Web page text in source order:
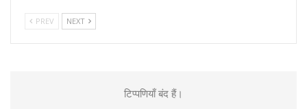
PREV NEXT
टिप्पणियाँ बंद हैं।